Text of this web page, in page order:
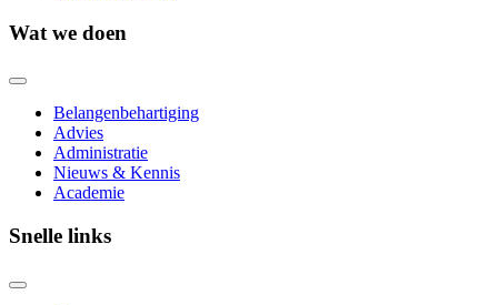
Wat we doen
Belangenbehartiging
Advies
Administratie
Nieuws & Kennis
Academie
Snelle links